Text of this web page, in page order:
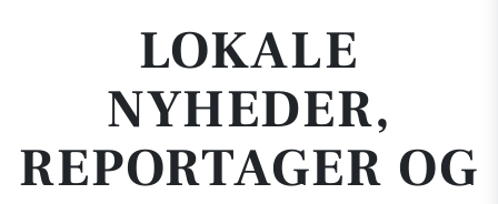
LOKALE
NYHEDER,
REPORTAGER OG